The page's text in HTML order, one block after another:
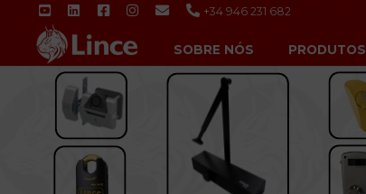
+34 946 231 682
SOBRE NÓS PRODUTOS